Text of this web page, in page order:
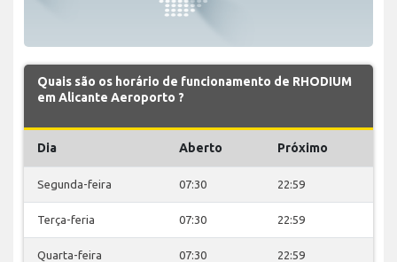
Quais são os horário de funcionamento de RHODIUM
em Alicante Aeroporto ?
Dia Aberto Próximo
Segunda-feira 07:30 22:59
Terça-feria 07:30 22:59
Quarta-feira 07:30 22:59